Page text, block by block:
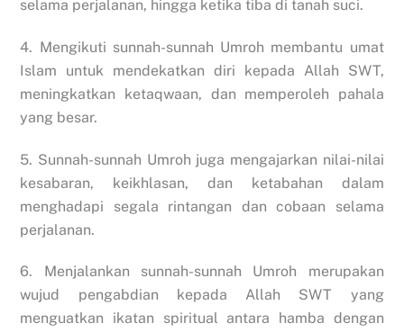
selama perjalanan, hingga ketika tiba di tanah suci.
4. Mengikuti sunnah-sunnah Umroh membantu umat
Islam untuk mendekatkan diri kepada Allah SWT,
meningkatkan ketaqwaan, dan memperoleh pahala
yang besar.
5. Sunnah-sunnah Umroh juga mengajarkan nilai-nilai
kesabaran, keikhlasan, dan ketabahan dalam
menghadapi segala rintangan dan cobaan selama
perjalanan.
6. Menjalankan sunnah-sunnah Umroh merupakan
wujud pengabdian kepada Allah SWT yang
menguatkan ikatan spiritual antara hamba dengan